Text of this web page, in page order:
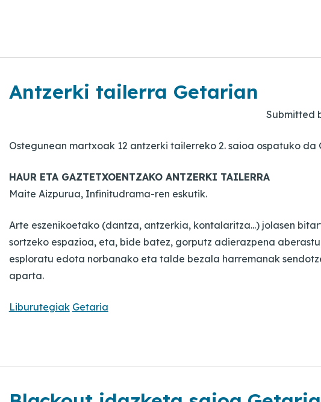
Antzerki tailerra Getarian
Submitted
Ostegunean martxoak 12 antzerki tailerreko 2. saioa ospatuko
HAUR ETA GAZTETXOENTZAKO ANTZERKI TAILERRA
Maite Aizpurua, Infinitudrama-ren eskutik.
Arte eszenikoetako (dantza, antzerkia, kontalaritza...) jolasen
sortzeko espazioa, eta, bide batez, gorputz adierazpena
esploratu edota norbanako eta talde bezala harremanak
aparta.
Liburutegiak Getaria